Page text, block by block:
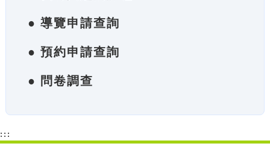
● 導覽申請查詢
● 預約申請查詢
● 問卷調查
:::